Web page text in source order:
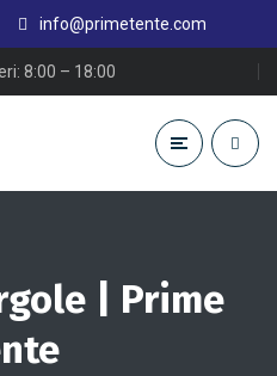
info@primetente.com
8:00 – 18:00
| Prime